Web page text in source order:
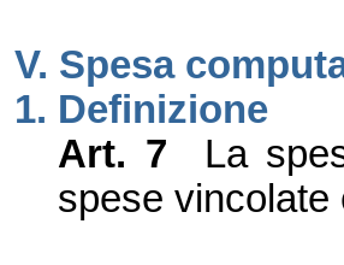
V. Spesa
1. Definizione
Art. 7
La
spese vincolate